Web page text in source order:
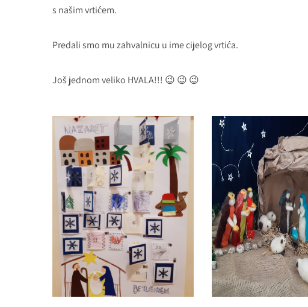
s našim vrtićem.
Predali smo mu zahvalnicu u ime cijelog vrtića.
Još jednom veliko HVALA!!! 😉 😉 😉